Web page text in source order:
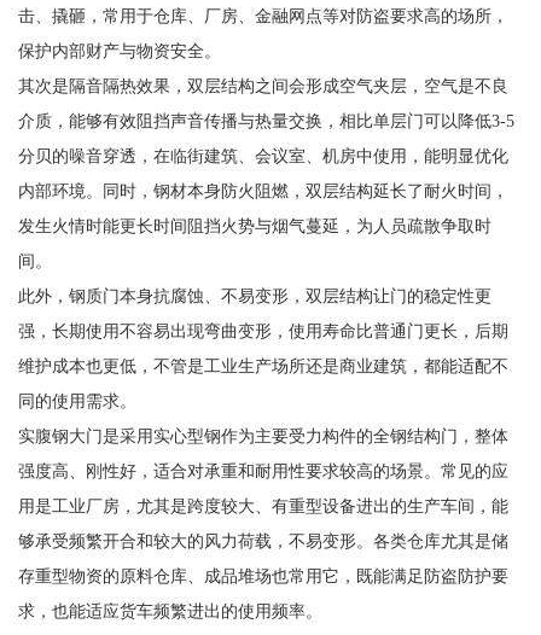
击、撬砸，常用于仓库、厂房、金融网点等对防盗要求高的场所，
保护内部财产与物资安全。
其次是隔音隔热效果，双层结构之间会形成空气夹层，空气是不良
介质，能够有效阻挡声音传播与热量交换，相比单层门可以降低3-5
分贝的噪音穿透，在临街建筑、会议室、机房中使用，能明显优化
内部环境。同时，钢材本身防火阻燃，双层结构延长了耐火时间，
发生火情时能更长时间阻挡火势与烟气蔓延，为人员疏散争取时
间。
此外，钢质门本身抗腐蚀、不易变形，双层结构让门的稳定性更
强，长期使用不容易出现弯曲变形，使用寿命比普通门更长，后期
维护成本也更低，不管是工业生产场所还是商业建筑，都能适配不
同的使用需求。
实腹钢大门是采用实心型钢作为主要受力构件的全钢结构门，整体
强度高、刚性好，适合对承重和耐用性要求较高的场景。常见的应
用是工业厂房，尤其是跨度较大、有重型设备进出的生产车间，能
够承受频繁开合和较大的风力荷载，不易变形。各类仓库尤其是储
存重型物资的原料仓库、成品堆场也常用它，既能满足防盗防护要
求，也能适应货车频繁进出的使用频率。